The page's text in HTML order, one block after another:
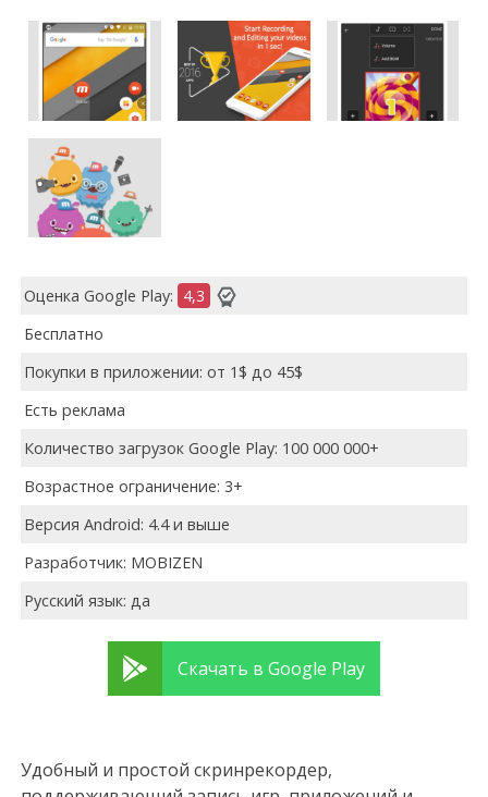
Оценка Google Play: 4,3
Бесплатно
Покупки в приложении: от 1$ до 45$
Есть реклама
Количество загрузок Google Play: 100 000 000+
Возрастное ограничение: 3+
Версия Android: 4.4 и выше
Разработчик: MOBIZEN
Русский язык: да
Скачать в Google Play
Удобный и простой скринрекордер,